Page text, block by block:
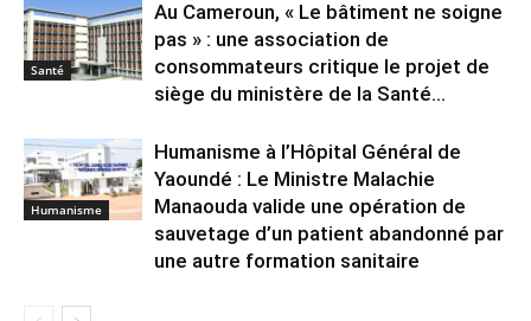
Santé
Au Cameroun, « Le bâtiment ne soigne
pas » : une association de
consommateurs critique le projet de
siège du ministère de la Santé...
Humanisme
Humanisme à l’Hôpital Général de
Yaoundé : Le Ministre Malachie
Manaouda valide une opération de
sauvetage d’un patient abandonné par
une autre formation sanitaire